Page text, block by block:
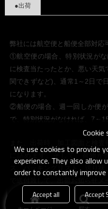
●出荷
弊社には航空便と船便全部対応
①航空便の場合、特別状況が
に検査当たったとか、悪い天
関できずなど)、通常1～2日で
になります。
②船便の場合、週一回しか便
で、特別状況がなければ、7～
に詰めます。そして、荷物が
We use cookies to provide
experience. They also allow
order to constantly
Accept all Accept